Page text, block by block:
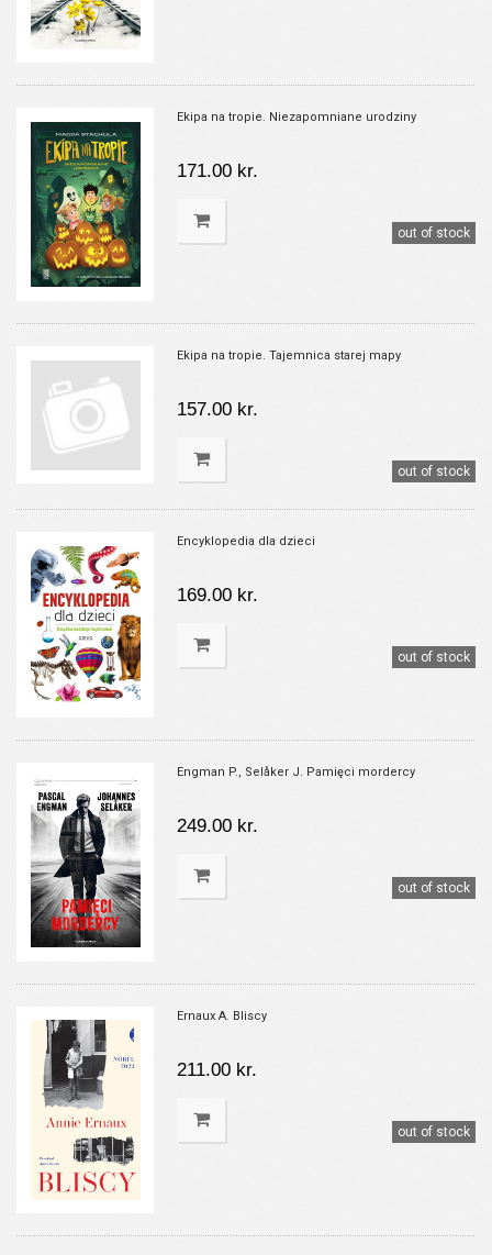
Ekipa na tropie. Niezapomniane urodziny
171.00 kr.
out of stock
Ekipa na tropie. Tajemnica starej mapy
157.00 kr.
out of stock
Encyklopedia dla dzieci
169.00 kr.
out of stock
Engman P., Selåker J. Pamięci mordercy
249.00 kr.
out of stock
Ernaux A. Bliscy
211.00 kr.
out of stock